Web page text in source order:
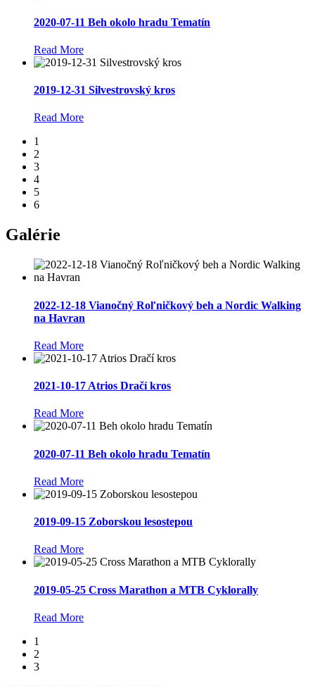
2020-07-11 Beh okolo hradu Tematín
Read More
2019-12-31 Silvestrovský kros
Read More
1
2
3
4
5
6
Galérie
2022-12-18 Vianočný Roľničkový beh a Nordic Walking
na Havran
Read More
2021-10-17 Atrios Dračí kros
Read More
2020-07-11 Beh okolo hradu Tematín
Read More
2019-09-15 Zoborskou lesostepou
Read More
2019-05-25 Cross Marathon a MTB Cyklorally
Read More
1
2
3